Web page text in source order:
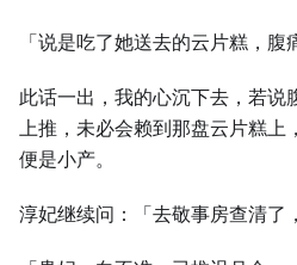
「说是吃了她送去的云片糕，腹
此话一出，我的心沉下去，若说
上推，未必会赖到那盘云片糕上
便是小产。
淳妃继续问：「去敬事房查清了